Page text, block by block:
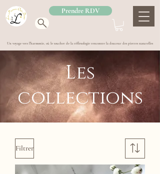
Prendre RDV
Un voyage vers l'harmonie, où le toucher de la réflexologie rencontre la douceur des pierres naturelles
Les
collections
Filtrer